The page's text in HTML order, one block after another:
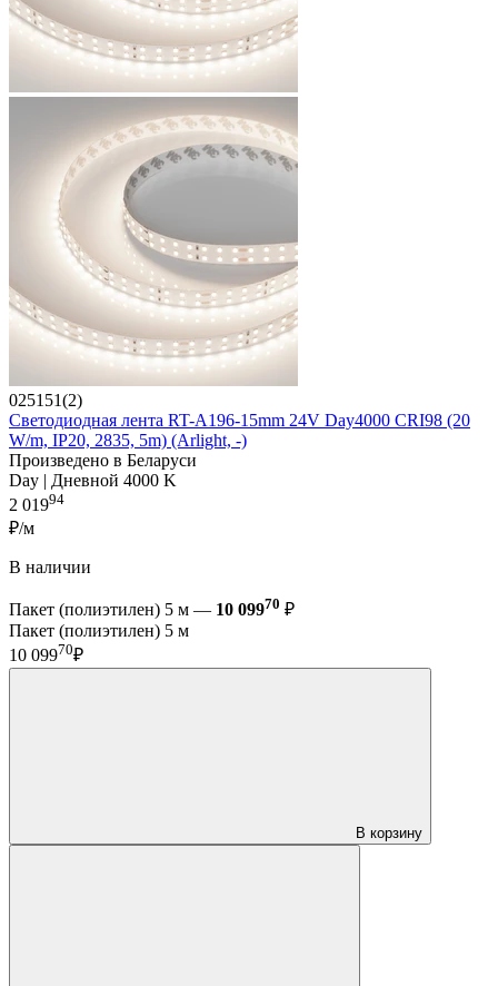
025151(2)
Светодиодная лента RT-A196-15mm 24V Day4000 CRI98 (20
W/m, IP20, 2835, 5m) (Arlight, -)
Произведено в Беларуси
Day | Дневной 4000 K
2 01994
₽/м
В наличии
Пакет (полиэтилен) 5 м — 10 09970 ₽
Пакет (полиэтилен) 5 м
10 09970₽
В корзину